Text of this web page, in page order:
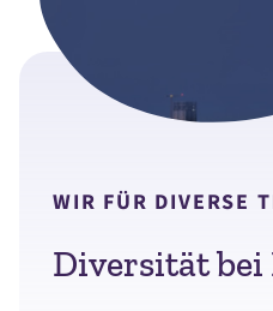
WIR FÜR DIVERSE
Diversität bei